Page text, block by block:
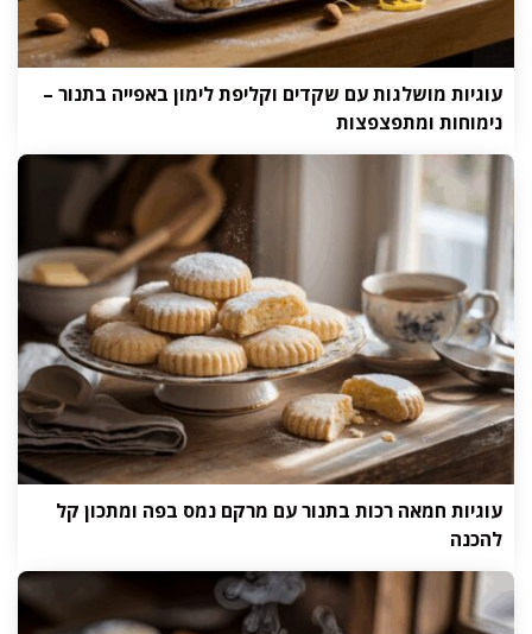
עוגיות מושלגות עם שקדים וקליפת לימון באפייה בתנור –
נימוחות ומתפצפצות
עוגיות חמאה רכות בתנור עם מרקם נמס בפה ומתכון קל
להכנה